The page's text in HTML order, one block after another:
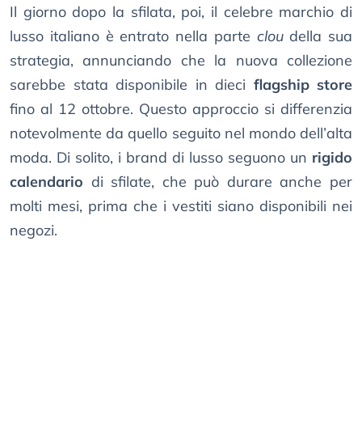
Il giorno dopo la sfilata, poi, il celebre marchio di
lusso italiano è entrato nella parte cloudella sua
strategia, annunciando che la nuova collezione
sarebbe stata disponibile in dieci flagship store
fino al 12 ottobre. Questo approccio si differenzia
notevolmente da quello seguito nel mondo dell’alta
moda. Di solito, i brand di lusso seguono un rigido
calendario di sfilate, che può durare anche per
molti mesi, prima che i vestiti siano disponibili nei
negozi.